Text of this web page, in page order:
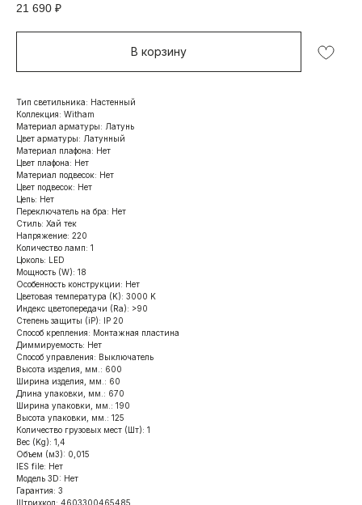
21 690 ₽
В корзину
Тип светильника: Настенный
Коллекция: Witham
Материал арматуры: Латунь
Цвет арматуры: Латунный
Материал плафона: Нет
Цвет плафона: Нет
Материал подвесок: Нет
Цвет подвесок: Нет
Цепь: Нет
Переключатель на бра: Нет
Стиль: Хай тек
Напряжение: 220
Количество ламп: 1
Цоколь: LED
Мощность (W): 18
Особенность конструкции: Нет
Цветовая температура (K): 3000 K
Индекс цветопередачи (Ra): >90
Степень защиты (iP): IP 20
Способ крепления: Монтажная пластина
Диммируемость: Нет
Способ управления: Выключатель
Высота изделия, мм.: 600
Ширина изделия, мм.: 60
Длина упаковки, мм.: 670
Ширина упаковки, мм.: 190
Высота упаковки, мм.: 125
Количество грузовых мест (Шт): 1
Вес (Kg): 1,4
Объем (м3): 0,015
IES file: Нет
Модель 3D: Нет
Гарантия: 3
Штрихкод: 4603300465485